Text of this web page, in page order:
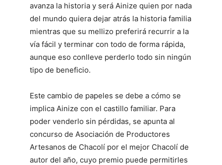
avanza la historia y será Ainize quien por nada
del mundo quiera dejar atrás la historia familia
mientras que su mellizo preferirá recurrir a la
vía fácil y terminar con todo de forma rápida,
aunque eso conlleve perderlo todo sin ningún
tipo de beneficio.
Este cambio de papeles se debe a cómo se
implica Ainize con el castillo familiar. Para
poder venderlo sin pérdidas, se apunta al
concurso de Asociación de Productores
Artesanos de Chacolí por el mejor Chacolí de
autor del año, cuyo premio puede permitirles